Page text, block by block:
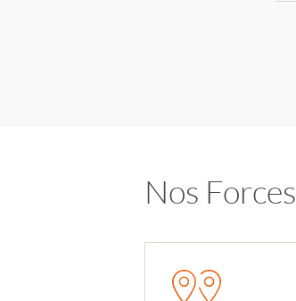
Nos Forces